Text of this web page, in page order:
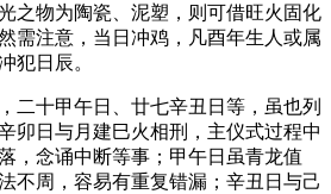
之物为陶瓷、泥塑，则可借旺火固化
需注意，当日冲鸡，凡酉年生人或属
犯日辰。
二十甲午日、廿七辛丑日等，虽也列
卯日与月建巳火相刑，主仪式过程中
，念诵中断等事；甲午日虽青龙值
不周，容易有重复错漏；辛丑日与己